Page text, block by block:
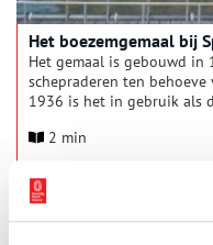
Het boezemgemaal bij
Het gemaal is gebouwd in
schepraderen ten behoeve
1936 is het in gebruik als
bestaat uit een
2 min